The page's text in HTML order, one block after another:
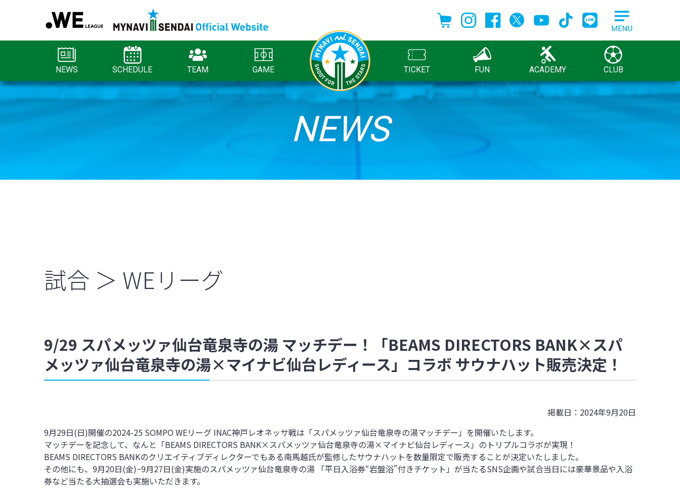
NEWS SCHEDULE TEAM GAME TICKET FUN ACADEMY CLUB
NEWS
試合 ＞ WEリーグ
9/29 スパメッツァ仙台竜泉寺の湯 マッチデー！「BEAMS DIRECTORS BANK×スパ
メッツァ仙台竜泉寺の湯×マイナビ仙台レディース」コラボ サウナハット販売決定！
掲載日：2024年9月20日
9月29日(日)開催の2024-25 SOMPO WEリーグ INAC神戸レオネッサ戦は「スパメッツァ仙台竜泉寺の湯マッチデー」を開催いたします。
マッチデーを記念して、なんと「BEAMS DIRECTORS BANK×スパメッツァ仙台竜泉寺の湯×マイナビ仙台レディース」のトリプルコラボが実現！
BEAMS DIRECTORS BANKのクリエイティブディレクターでもある南馬越氏が監修したサウナハットを数量限定で販売することが決定いたしました。
その他にも、9月20日(金)~9月27日(金)実施のスパメッツァ仙台竜泉寺の湯 「平日入浴券“岩盤浴”付きチケット」が当たるSNS企画や試合当日には豪華景品や入浴
券など当たる大抽選会も実施いただきます。